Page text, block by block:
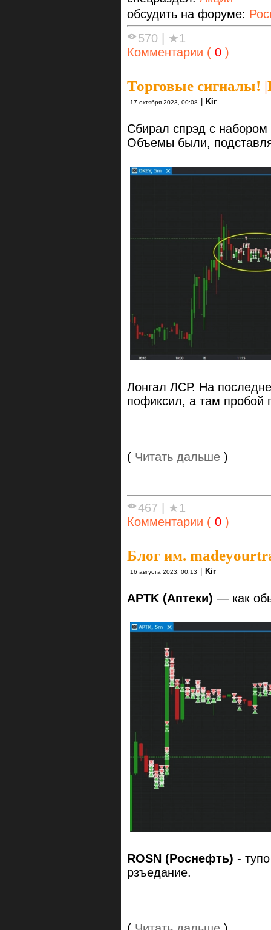
обсудить на форуме:
570 | ★1
Комментарии ( 0 )
Торговые сигналы! |
17 октября 2023, 00:08 | Kir
Сбирал спрэд с
Объемы были,
Лонгал ЛСР. На
пофиксил, а там пробой
( Читать дальше )
467
★1
Комментарии ( 0 )
Блог им.
16 августа 2023, 00:13 Kir
APTK (Аптеки) — как
ROSN (Роснефть) -
рзъедание.